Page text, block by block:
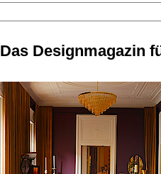
Das Designmagazin